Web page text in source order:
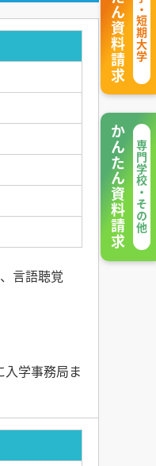
言語聴覚
学事務局ま
大学・短期大学
専門学校・その他
かんたん資料請求